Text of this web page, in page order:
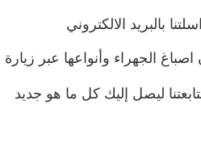
بالبريد الالكتروني
الجهراء وأنواعها عبر زيارة
ليصل إليك كل ما هو جديد